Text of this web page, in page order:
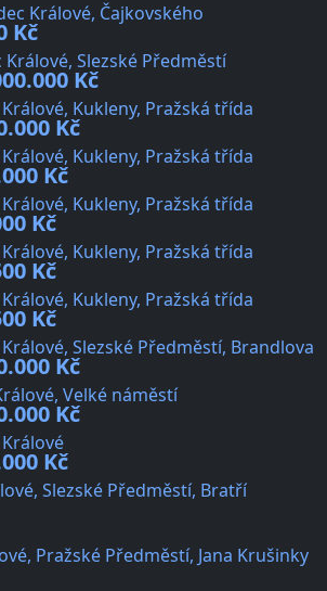
Králové, Čajkovského
Kč
Slezské Předměstí
Kč
Kukleny, Pražská třída
Kč
Kukleny, Pražská třída
Kč
Kukleny, Pražská třída
Kč
Kukleny, Pražská třída
Kč
Kukleny, Pražská třída
Kč
Slezské Předměstí, Brandlova
Kč
Velké náměstí
Kč
Kč
Slezské Předměstí, Bratří
Pražské Předměstí, Jana Krušinky